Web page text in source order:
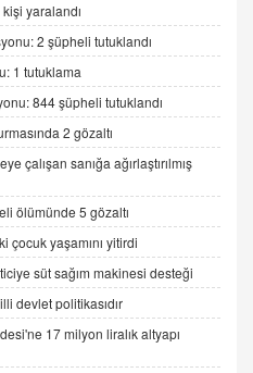
da Ziyaret Etse...
Yüzüne Vurulan Şamar:
Ne? "Beraber Yürüyoruz"
yaralandı
2 şüpheli tutuklandı
1 tutuklama
844 şüpheli tutuklandı
2 gözaltı
çalışan sanığa ağırlaştırılmış
ölümünde 5 gözaltı
çocuk yaşamını yitirdi
süt sağım makinesi desteği
devlet politikasıdır
17 milyon liralık altyapı